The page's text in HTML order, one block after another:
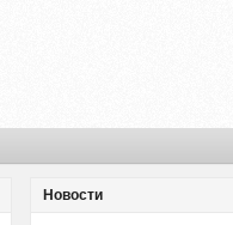
Новости